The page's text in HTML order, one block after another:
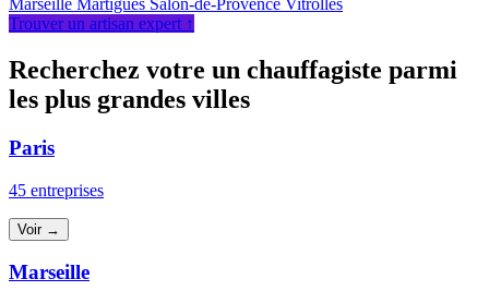
Marseille Martigues Salon-de-Provence Vitrolles
Trouver un artisan expert ↑
Recherchez votre un chauffagiste parmi
les plus grandes villes
Paris
45 entreprises
Voir →
Marseille